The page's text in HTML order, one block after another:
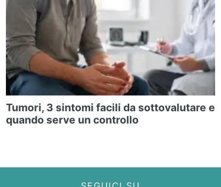
Tumori, 3 sintomi facili da sottovalutare e
quando serve un controllo